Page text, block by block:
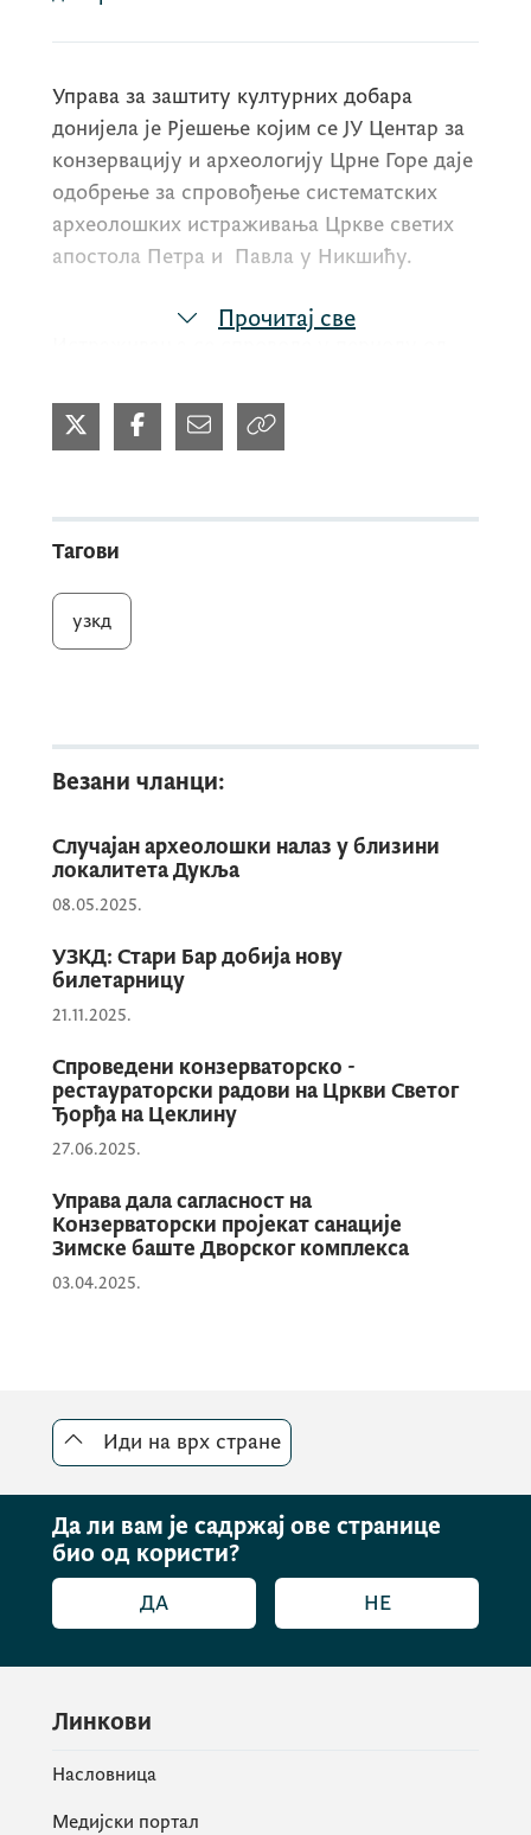
Управа за заштиту културних добара
донијела је Рјешење којим се ЈУ Центар за
конзервацију и археологију Црне Горе даје
одобрење за спровођење систематских
археолошких истраживања Цркве светих
апостола Петра и Павла у Никшићу.
руководи археолог мр Милош Живановић.
националног значаја, а налази се на
градском гробљу, у подножју Петрове
главице, недалеко од Цркве Светог
Василија Острошког. Око цркве се
налазила некропола стећака, од којих је
Циљ истраживања је дефинисање
грађевинских фаза, као и рјешавање
идентификације старијег објекта. Добијени
подаци биће искориштени за евентуалне
се планира санација влаге у цркви.
Истраживања ће бити спровођена у
објекту методом широког ископа, а
планирано је и скопавање ровова уз
спољашње темеље.
Прочитај све
Тагови
узкд
Везани чланци:
Случајан археолошки налаз у близини
локалитета Дукља
08.05.2025.
УЗКД: Стари Бар добија нову
билетарницу
21.11.2025.
Спроведени конзерваторско -
рестаураторски радови на Цркви Светог
Ђорђа на Цеклину
27.06.2025.
Управа дала сагласност на
Конзерваторски пројекат санације
Зимске баште Дворског комплекса
03.04.2025.
Иди на врх стране
Да ли вам је садржај ове странице
био од користи?
ДА НЕ
Линкови
Насловница
Медијски портал